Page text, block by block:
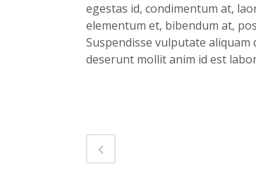
egestas id, condimentum at,
elementum et, bibendum at,
Suspendisse vulputate
deserunt mollit anim id est